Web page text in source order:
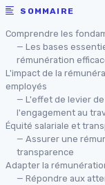
SOMMAIRE
Comprendre les
— Les bases
rémunération
L'impact de la
employés
— L'effet de levier
l'engagement au
Équité salariale et
— Assurer une
transparence
Adapter la
— Répondre aux